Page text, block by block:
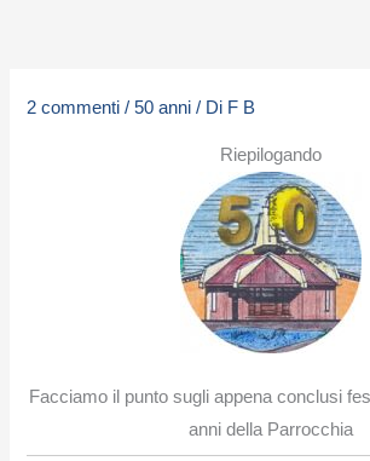
2 commenti /50 anni / Di F B
Riepilogando
Facciamo il punto sugli appena conclusi
anni della Parrocchia